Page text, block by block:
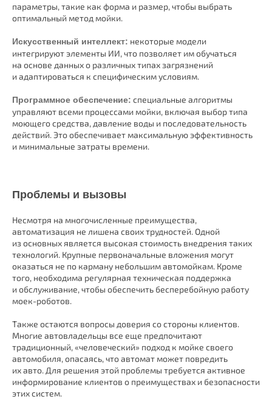
параметры, такие как форма и размер, чтобы выбрать
оптимальный метод мойки.
Искусственный интеллект: некоторые модели
интегрируют элементы ИИ, что позволяет им обучаться
на основе данных о различных типах загрязнений
и адаптироваться к специфическим условиям.
Программное обеспечение: специальные алгоритмы
управляют всеми процессами мойки, включая выбор типа
моющего средства, давление воды и последовательность
действий. Это обеспечивает максимальную эффективность
и минимальные затраты времени.
Проблемы и вызовы
Несмотря на многочисленные преимущества,
автоматизация не лишена своих трудностей. Одной
из основных является высокая стоимость внедрения таких
технологий. Крупные первоначальные вложения могут
оказаться не по карману небольшим автомойкам. Кроме
того, необходима регулярная техническая поддержка
и обслуживание, чтобы обеспечить бесперебойную работу
моек-роботов.
Также остаются вопросы доверия со стороны клиентов.
Многие автовладельцы все еще предпочитают
традиционный, «человеческий» подход к мойке своего
автомобиля, опасаясь, что автомат может повредить
их авто. Для решения этой проблемы требуется активное
информирование клиентов о преимуществах и безопасности
этих систем.